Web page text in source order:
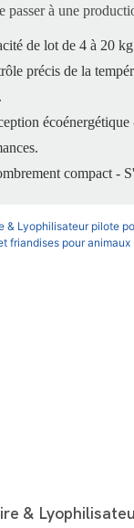
passer à une
de lot de 4 à 20
précis de la
écoénergétique
compact -
&